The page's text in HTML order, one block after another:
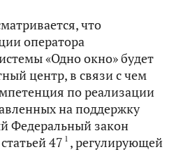
что
оператора
«Одно окно» будет
центр, в связи с чем
по реализации
на поддержку
Федеральный закон
47 1 , регулирующей